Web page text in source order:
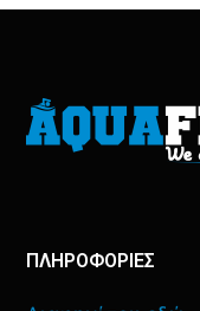
ΠΛΗΡΟΦΟΡΙΕΣ